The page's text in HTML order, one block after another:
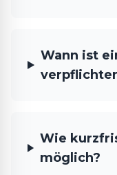
Wann ist
Wie
möglich?